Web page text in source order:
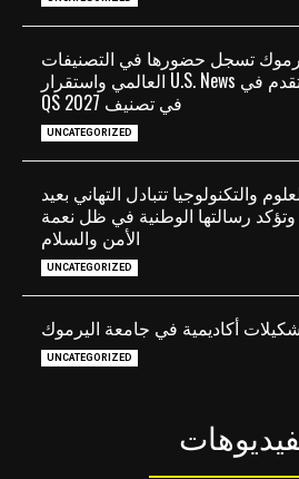
تسجل حضورها في التصنيفات
الدولية بتقدم في U.S. News العالمي واستقرار
في تصنيف QS 2027
UNCATEGORIZED
والتكنولوجيا تتبادل التهاني بعيد
رسالتها الوطنية في ظل نعمة
الأمن والسلام
UNCATEGORIZED
أكاديمية في جامعة اليرموك
UNCATEGORIZED